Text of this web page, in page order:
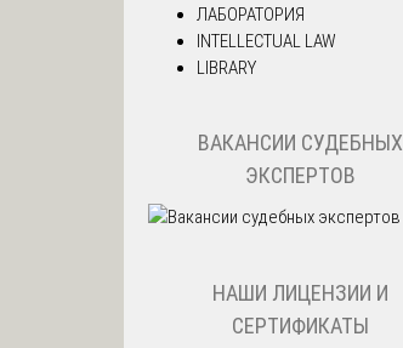
ЛАБОРАТОРИЯ
INTELLECTUAL LAW
LIBRARY
ВАКАНСИИ СУДЕБНЫХ
ЭКСПЕРТОВ
НАШИ ЛИЦЕНЗИИ И
СЕРТИФИКАТЫ